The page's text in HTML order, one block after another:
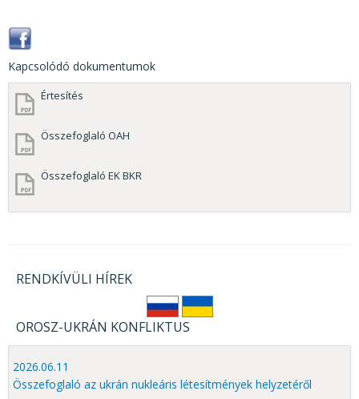
Kapcsolódó dokumentumok
Értesítés
Összefoglaló OAH
Összefoglaló EK BKR
RENDKÍVÜLI HÍREK
OROSZ-UKRÁN KONFLIKTUS
2026.06.11
Összefoglaló az ukrán nukleáris létesítmények helyzetéről